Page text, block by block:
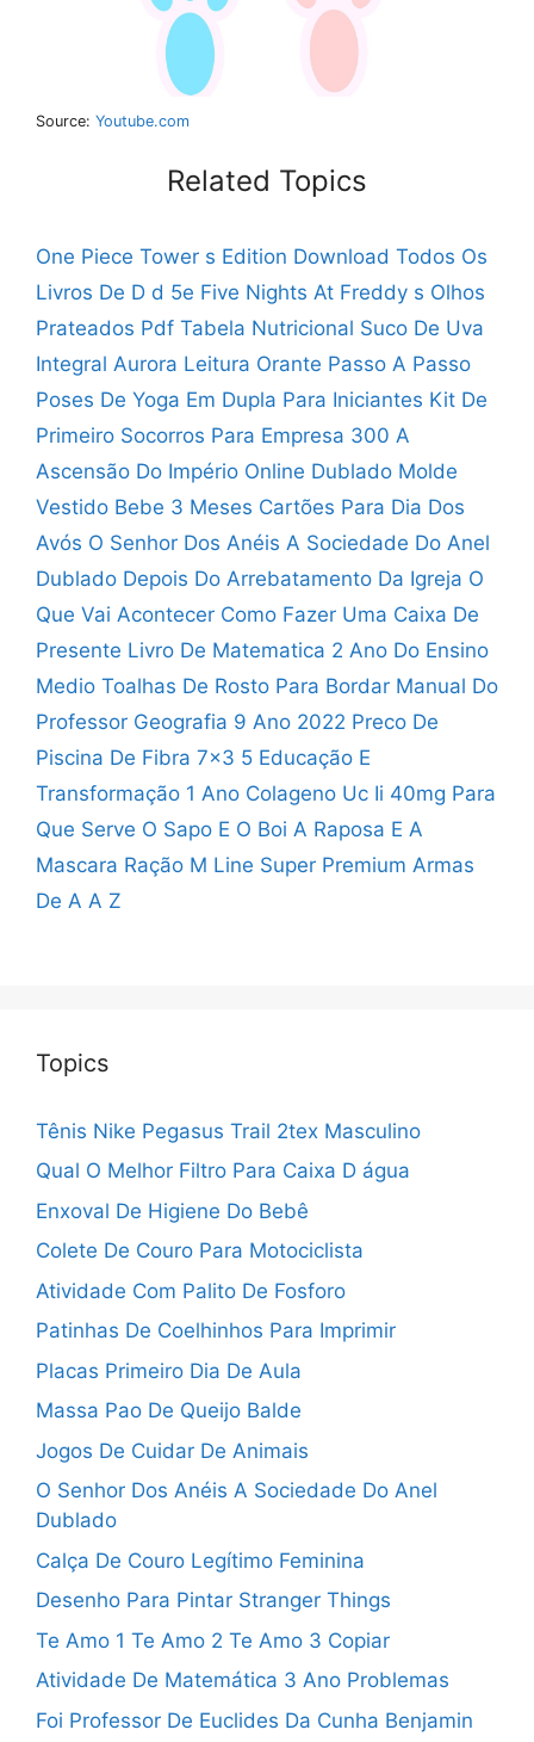
Source: Youtube.com
Related Topics
One Piece Tower s Edition Download Todos Os
Livros De D d 5e Five Nights At Freddy s Olhos
Prateados Pdf Tabela Nutricional Suco De Uva
Integral Aurora Leitura Orante Passo A Passo
Poses De Yoga Em Dupla Para Iniciantes Kit De
Primeiro Socorros Para Empresa 300 A
Ascensão Do Império Online Dublado Molde
Vestido Bebe 3 Meses Cartões Para Dia Dos
Avós O Senhor Dos Anéis A Sociedade Do Anel
Dublado Depois Do Arrebatamento Da Igreja O
Que Vai Acontecer Como Fazer Uma Caixa De
Presente Livro De Matematica 2 Ano Do Ensino
Medio Toalhas De Rosto Para Bordar Manual Do
Professor Geografia 9 Ano 2022 Preco De
Piscina De Fibra 7x3 5 Educação E
Transformação 1 Ano Colageno Uc Ii 40mg Para
Que Serve O Sapo E O Boi A Raposa E A
Mascara Ração M Line Super Premium Armas
De A A Z
Topics
Tênis Nike Pegasus Trail 2tex Masculino
Qual O Melhor Filtro Para Caixa D água
Enxoval De Higiene Do Bebê
Colete De Couro Para Motociclista
Atividade Com Palito De Fosforo
Patinhas De Coelhinhos Para Imprimir
Placas Primeiro Dia De Aula
Massa Pao De Queijo Balde
Jogos De Cuidar De Animais
O Senhor Dos Anéis A Sociedade Do Anel
Dublado
Calça De Couro Legítimo Feminina
Desenho Para Pintar Stranger Things
Te Amo 1 Te Amo 2 Te Amo 3 Copiar
Atividade De Matemática 3 Ano Problemas
Foi Professor De Euclides Da Cunha Benjamin